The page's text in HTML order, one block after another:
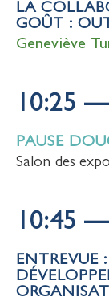
LA
GOÛT :
Geneviève
10:25
PAUSE
Salon des
10:45
ENTREVUE